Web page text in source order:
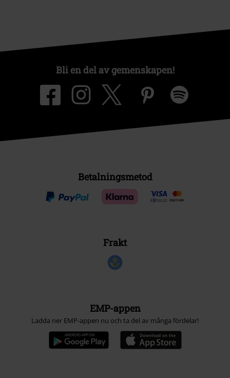
Bli en del av gemenskapen!
Betalningsmetod
Frakt
EMP-appen
Ladda ner EMP-appen nu och ta del av många fördelar!